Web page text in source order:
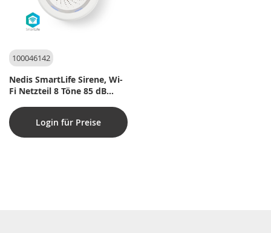
100046142
Nedis SmartLife Sirene, Wi-
Fi Netzteil 8 Töne 85 dB
Login für Preise